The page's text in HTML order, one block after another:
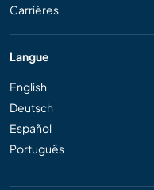
Carrières
Langue
English
Deutsch
Español
Português